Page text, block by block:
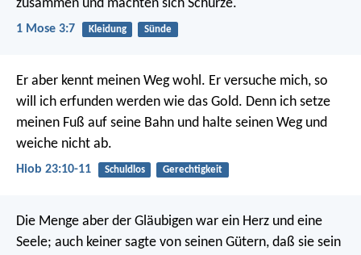
zusammen und machten sich Schürze.
1 Mose 3:7 Kleidung Sünde
Er aber kennt meinen Weg wohl. Er versuche mich, so
will ich erfunden werden wie das Gold. Denn ich setze
meinen Fuß auf seine Bahn und halte seinen Weg und
weiche nicht ab.
Hiob 23:10-11 Schuldlos Gerechtigkeit
Die Menge aber der Gläubigen war ein Herz und eine
Seele; auch keiner sagte von seinen Gütern, daß sie sein